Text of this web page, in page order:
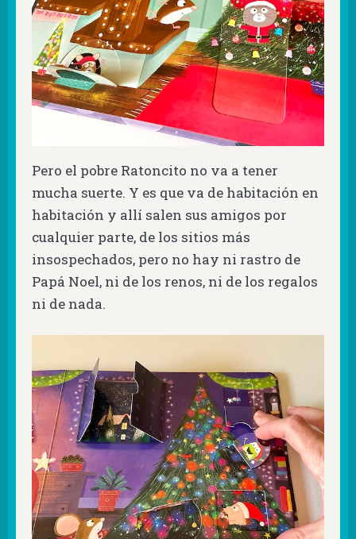
Pero el pobre Ratoncito no va a tener
mucha suerte. Y es que va de habitación en
habitación y allí salen sus amigos por
cualquier parte, de los sitios más
insospechados, pero no hay ni rastro de
Papá Noel, ni de los renos, ni de los regalos
ni de nada.